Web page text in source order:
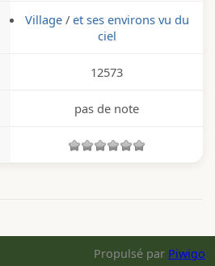
Village/ et ses environs vu du
ciel
12573
pas de note
Propulsé par Piwigo